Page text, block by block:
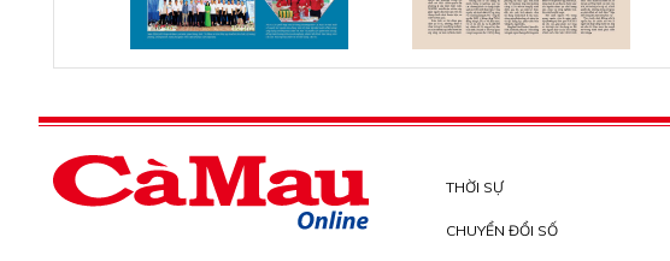
THỜI SỰ
CHUYỂN ĐỔI SỐ